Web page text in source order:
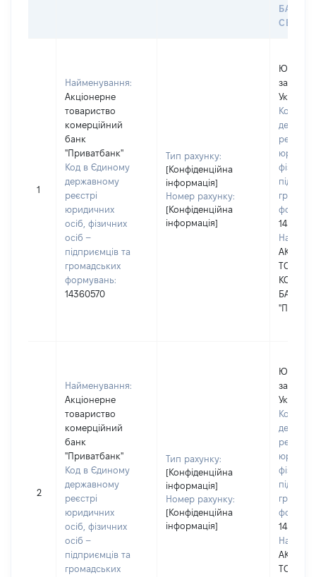
СЕЙФУ
1
Найменування:
Акціонерне
товариство
комерційний
банк
"Приватбанк"
Код в Єдиному
державному
реєстрі
юридичних
осіб, фізичних
осіб –
підприємців та
громадських
формувань:
14360570
Тип рахунку:
[Конфіденційна
інформація]
Номер рахунку:
[Конфіденційна
інформація]
Україні
Код в
реєстрі
БАНК
2
Найменування:
Акціонерне
товариство
комерційний
банк
"Приватбанк"
Код в Єдиному
державному
реєстрі
юридичних
осіб, фізичних
осіб –
підприємців та
громадських
Тип рахунку:
[Конфіденційна
інформація]
Номер рахунку:
[Конфіденційна
інформація]
Україні
Код в
реєстрі